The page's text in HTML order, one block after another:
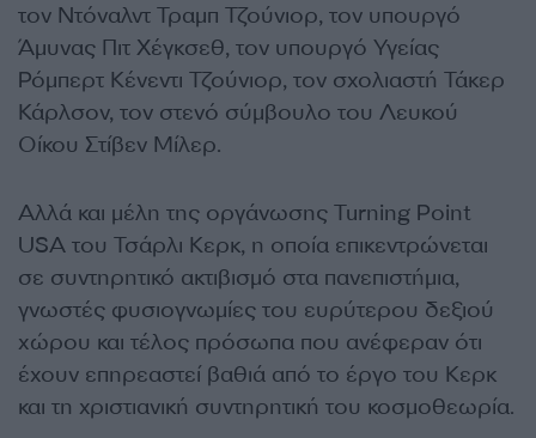
τον Ντόναλντ Τραμπ Τζούνιορ, τον υπουργό
Άμυνας Πιτ Χέγκσεθ, τον υπουργό Υγείας
Ρόμπερτ Κένεντι Τζούνιορ, τον σχολιαστή Τάκερ
Κάρλσον, τον στενό σύμβουλο του Λευκού
Οίκου Στίβεν Μίλερ.
Αλλά και μέλη της οργάνωσης Turning Point
USA του Τσάρλι Κερκ, η οποία επικεντρώνεται
σε συντηρητικό ακτιβισμό στα πανεπιστήμια,
γνωστές φυσιογνωμίες του ευρύτερου δεξιού
χώρου και τέλος πρόσωπα που ανέφεραν ότι
έχουν επηρεαστεί βαθιά από το έργο του Κερκ
και τη χριστιανική συντηρητική του κοσμοθεωρία.